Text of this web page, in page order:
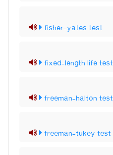
fisher-yates test
fixed-length life test
freeman-halton test
freeman-tukey test